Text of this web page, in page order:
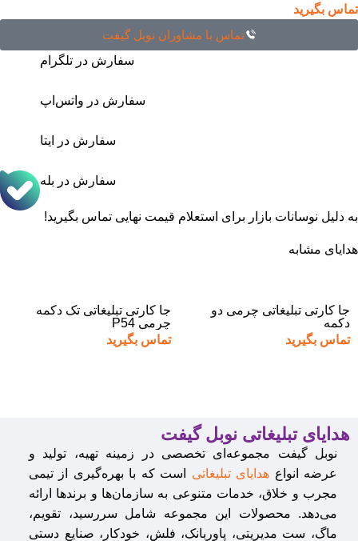
تماس بگیرید
تماس با مشاوران نوبل گیفت
سفارش در تلگرام
سفارش در واتس‌اپ
سفارش در ایتا
سفارش در بله
به دلیل نوسانات بازار برای استعلام قیمت نهایی تماس بگیرید!
هدایای مشابه
جا کارتی تبلیغاتی چرمی دو
دکمه
تماس بگیرید
جا کارتی تبلیغاتی تک دکمه
چرمی P54
تماس بگیرید
هدایای تبلیغاتی نوبل گیفت
نوبل گیفت مجموعه‌ای تخصصی در زمینه تهیه، تولید و
عرضه انواع هدایای تبلیغاتی است که با بهره‌گیری از تیمی
مجرب و خلاق، خدمات متنوعی به سازمان‌ها و برندها ارائه
می‌دهد. محصولات این مجموعه شامل سررسید، تقویم،
ماگ، ست مدیریتی، پاوربانک، فلش، خودکار، صنایع دستی